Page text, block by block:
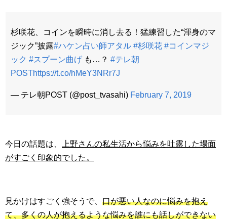
杉咲花、コインを瞬時に消し去る！猛練習した“渾身のマ
ジック”披露#ハケン占い師アタル #杉咲花 #コインマジ
ック #スプーン曲げ も…？ #テレ朝
POSThttps://t.co/hMeY3NRr7J
— テレ朝POST (@post_tvasahi) February 7, 2019
今日の話題は、
上野さんの私生活から悩みを吐露した場面
がすごく印象的でした。
見かけはすごく強そうで、 口が悪い人なのに悩みを抱え
て、多くの人が抱えるような悩みを誰にも話しができない